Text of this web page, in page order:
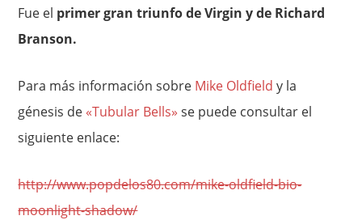
Fue el primer gran triunfo de Virgin y de Richard
Branson.
Para más información sobre Mike Oldfield y la
génesis de «Tubular Bells» se puede consultar el
siguiente enlace:
http://www.popdelos80.com/mike-oldfield-bio-
moonlight-shadow/